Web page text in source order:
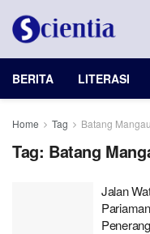
BERITA LITERASI
Home Tag Batang Mangau
Tag: Batang
Jalan